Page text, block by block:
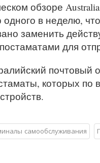
обзоре
одного в неделю,
заменить
для
почтовый
которых по
самообслуживания